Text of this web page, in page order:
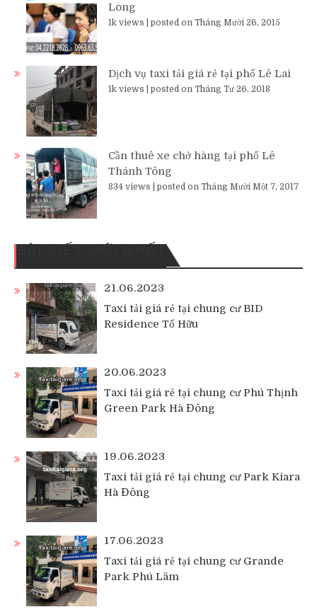
Long
1k views posted on Tháng Mười 26, 2015
Dịch vụ taxi tải giá rẻ tại phố Lê Lai
1k views posted on Tháng Tư 26, 2018
Cần thuê xe chở hàng tại phố Lê
Thánh Tông
834 views posted on Tháng Mười Một 7, 2017
BÀI VIẾT MỚI NHẤT
21.06.2023
Taxi tải giá rẻ tại chung cư BID
Residence Tố Hữu
20.06.2023
Taxi tải giá rẻ tại chung cư Phú Thịnh
Green Park Hà Đông
19.06.2023
Taxi tải giá rẻ tại chung cư Park Kiara
Hà Đông
17.06.2023
Taxi tải giá rẻ tại chung cư Grande
Park Phú Lãm